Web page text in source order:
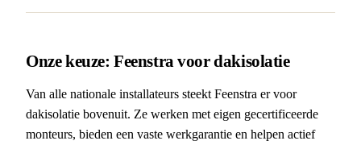
Onze keuze: Feenstra voor dakisolatie
Van alle nationale installateurs steekt Feenstra er voor
dakisolatie bovenuit. Ze werken met eigen gecertificeerde
monteurs, bieden een vaste werkgarantie en helpen actief